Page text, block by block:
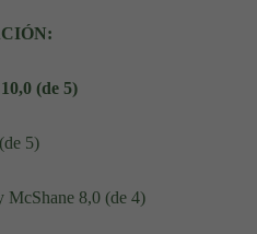
(de 5)
5)
McShane 8,0 (de 4)